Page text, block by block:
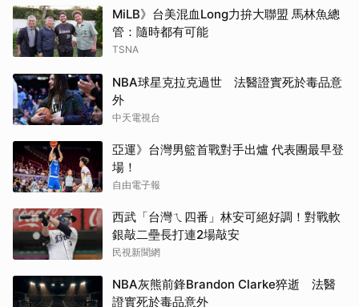
MiLB》台美混血Long力拚大聯盟 馬林魚總
管：隨時都有可能
TSNA
NBA球星克拉克過世 法醫證實死於毒品意
外
中天電視台
亞運》台灣男籃首戰對手出爐 代表團最早登
場！
自由電子報
西武「台灣ㄟ四番」林安可絕好調！對戰軟
銀敲二壘長打連2場敲安
民視新聞網
NBA灰熊前鋒Brandon Clarke猝逝 法醫
證實死於毒品意外